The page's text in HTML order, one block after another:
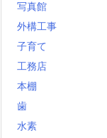
写真館
外構工事
子育て
工務店
本棚
歯
水素